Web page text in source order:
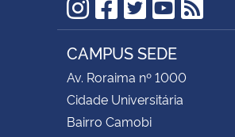
Instagram
Facebook
TwitterRSS
CAMPUS SEDE
Av. Roraima nº 1000
Cidade Universitária
Bairro Camobi